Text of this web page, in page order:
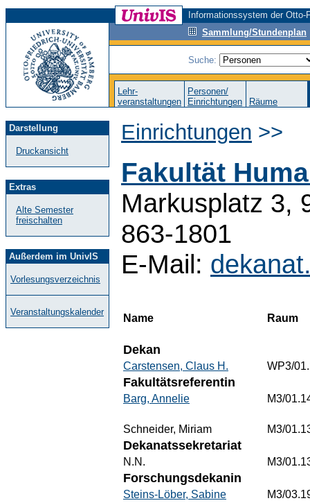
Informationssystem der
Sammlung/Stundenplan
Suche:
Lehr-
veranstaltungen
Personen/
Einrichtungen
Räume
Darstellung
Druckansicht
Extras
Alte Semester
freischalten
Außerdem im UnivIS
Vorlesungsverzeichnis
Veranstaltungskalender
Einrichtungen >>
Fakultät
Markusplatz 3,
863-1801
E-Mail:
Name Raum
Dekan
Carstensen, Claus H. WP3/
Fakultätsreferentin
Barg, Annelie M3/
Schneider, Miriam M3/
Dekanatssekretariat
N.N. M3/
Forschungsdekanin
Steins-Löber, Sabine M3/